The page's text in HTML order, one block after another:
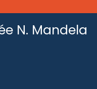
N. Mandela